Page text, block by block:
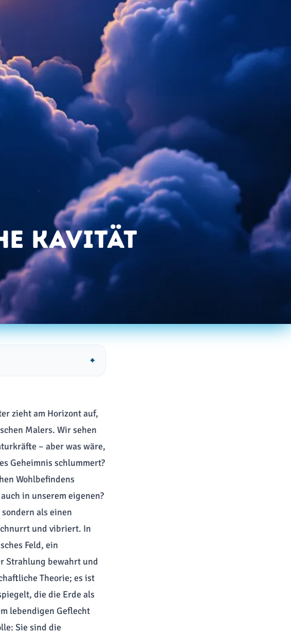
Kavität
+
zieht am Horizont auf,
Malers. Wir sehen
– aber was wäre,
Geheimnis schlummert?
Wohlbefindens
in unserem eigenen?
als einen
und vibriert. In
Feld, ein
Strahlung bewahrt und
Theorie; es ist
die die Erde als
lebendigen Geflecht
Sie sind die